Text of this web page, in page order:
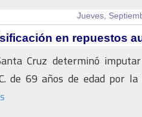
Jueves,
en repuestos
Cruz determinó
de 69 años de edad por